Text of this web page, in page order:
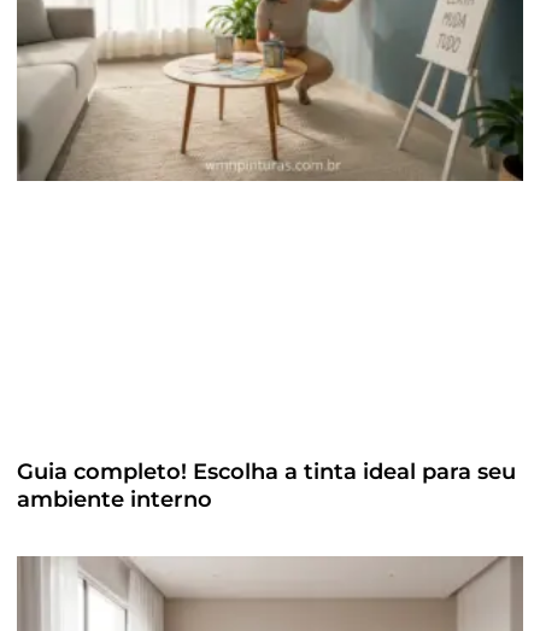
Guia completo! Escolha a tinta ideal para seu
ambiente interno